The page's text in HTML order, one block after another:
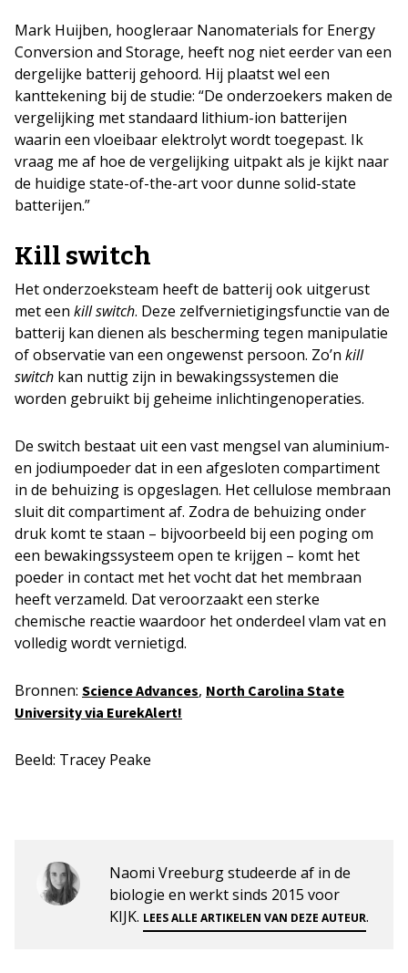
Mark Huijben, hoogleraar Nanomaterials for Energy
Conversion and Storage, heeft nog niet eerder van een
dergelijke batterij gehoord. Hij plaatst wel een
kanttekening bij de studie: “De onderzoekers maken de
vergelijking met standaard lithium-ion batterijen
waarin een vloeibaar elektrolyt wordt toegepast. Ik
vraag me af hoe de vergelijking uitpakt als je kijkt naar
de huidige state-of-the-art voor dunne solid-state
batterijen.”
Kill switch
Het onderzoeksteam heeft de batterij ook uitgerust
met een kill switch. Deze zelfvernietigingsfunctie van de
batterij kan dienen als bescherming tegen manipulatie
of observatie van een ongewenst persoon. Zo’n kill
switch kan nuttig zijn in bewakingssystemen die
worden gebruikt bij geheime inlichtingenoperaties.
De switch bestaat uit een vast mengsel van aluminium-
en jodiumpoeder dat in een afgesloten compartiment
in de behuizing is opgeslagen. Het cellulose membraan
sluit dit compartiment af. Zodra de behuizing onder
druk komt te staan – bijvoorbeeld bij een poging om
een bewakingssysteem open te krijgen – komt het
poeder in contact met het vocht dat het membraan
heeft verzameld. Dat veroorzaakt een sterke
chemische reactie waardoor het onderdeel vlam vat en
volledig wordt vernietigd.
Bronnen: Science Advances, North Carolina State
University via EurekAlert!
Beeld: Tracey Peake
Naomi Vreeburg studeerde af in de
biologie en werkt sinds 2015 voor
KIJK. LEES ALLE ARTIKELEN VAN DEZE AUTEUR.